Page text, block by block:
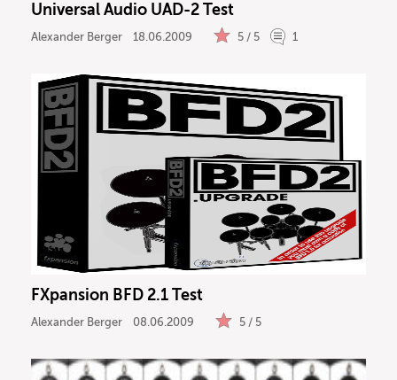
Universal Audio UAD-2 Test
Alexander Berger 18.06.2009 5 / 5 1
FXpansion BFD 2.1 Test
Alexander Berger 08.06.2009 5 / 5